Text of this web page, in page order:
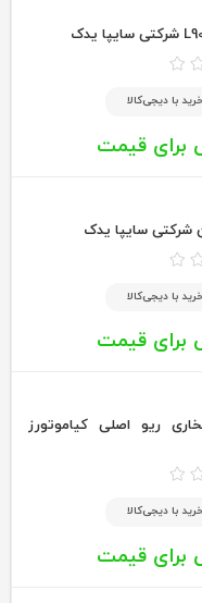
با دیجی‌کالا
برای قیمت
شرکتی سایپا یدک
با دیجی‌کالا
برای قیمت
ریو اصلی کیاموتورز
با دیجی‌کالا
برای قیمت